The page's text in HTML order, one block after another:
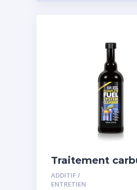
Traitement
diesel et essence
ADDITIF /
ENTRETIEN